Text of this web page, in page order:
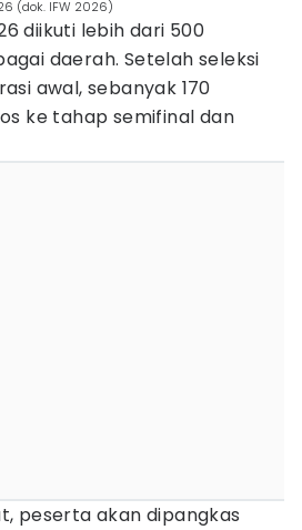
(dok. IFW 2026)
diikuti lebih dari 500
daerah. Setelah seleksi
awal, sebanyak 170
ke tahap semifinal dan
peserta akan dipangkas